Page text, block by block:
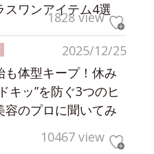
スワンアイテム4選
1828 view
2025/12/25
も体型キープ！休み
キッ”を防ぐ3つのヒ
容のプロに聞いてみ
10467 view